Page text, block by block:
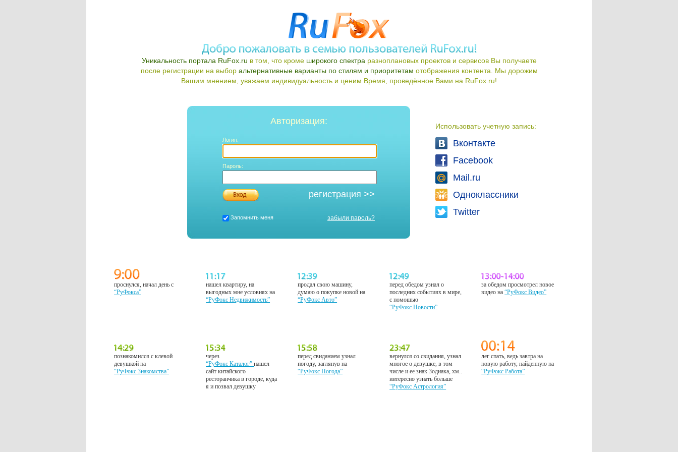
Уникальность портала RuFox.ru в том, что кроме широкого спектра разноплановых проектов и сервисов Вы получаете
после регистрации на выбор альтернативные варианты по стилям и приоритетам отображения контента. Мы дорожим
Вашим мнением, уважаем индивидуальность и ценим Время, проведённое Вами на RuFox.ru!
Использовать учетную запись:
Вконтакте
Facebook
Mail.ru
Одноклассники
Twitter
Авторизация:
Логин:
Пароль:
регистрация >>
Запомнить меня забыли пароль?
проснулся, начал день с
“РуФокса”
нашел квартиру, на
выгодных мне условиях на
“РуФокс Недвижимость”
продал свою машину,
думаю о покупке новой на
“РуФокс Авто”
перед обедом узнал о
последних событиях в мире,
с помошью
“РуФокс Новости”
за обедом просмотрел новое
видео на“РуФокс Видео”
познакомился с клевой
девушкой на
“РуФокс Знакомства”
через
“РуФокс Каталог”нашел
сайт китайского
ресторанчика в городе, куда
я и позвал девушку
перед свиданием узнал
погоду, заглянув на
“РуФокс Погода”
вернулся со свидания, узнал
многое о девушке, в том
числе и ее знак Зодиака, хм..
интересно узнать больше
“РуФокс Астрология”
лег спать, ведь завтра на
новую работу, найденную на
“РуФокс Работа”